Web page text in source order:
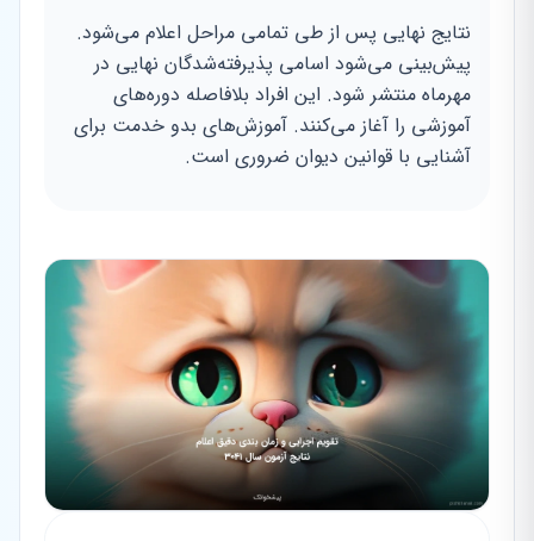
نتایج نهایی پس از طی تمامی مراحل اعلام می‌شود.
پیش‌بینی می‌شود اسامی پذیرفته‌شدگان نهایی در
مهرماه منتشر شود. این افراد بلافاصله دوره‌های
آموزشی را آغاز می‌کنند. آموزش‌های بدو خدمت برای
آشنایی با قوانین دیوان ضروری است.